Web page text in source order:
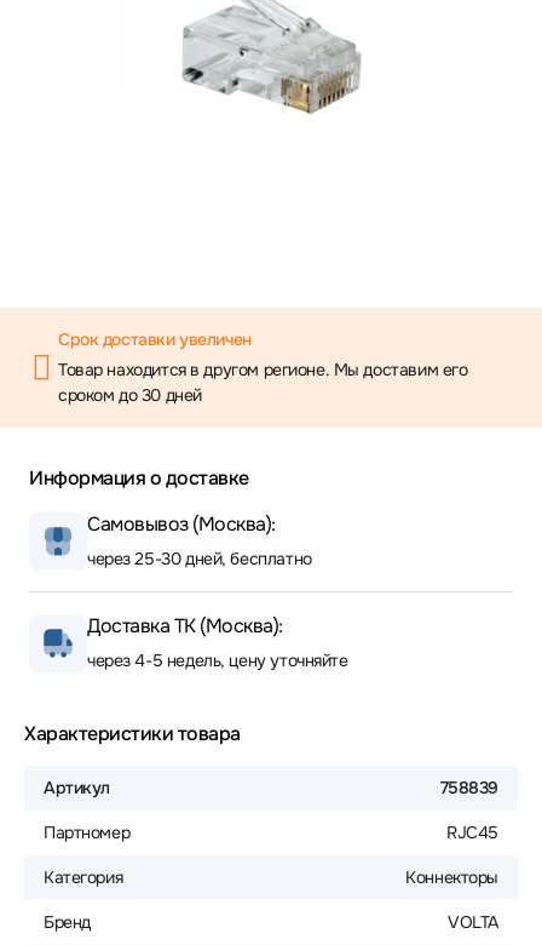
Срок доставки увеличен
Товар находится в другом регионе. Мы доставим его
сроком до 30 дней
Информация о доставке
Самовывоз (Москва):
через 25-30 дней, бесплатно
Доставка ТК (Москва):
через 4-5 недель, цену уточняйте
Характеристики товара
Артикул 758839
Партномер RJC45
Категория Коннекторы
Бренд VOLTA